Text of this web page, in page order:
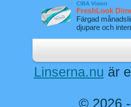
CIBA Vision
FreshLook
Färgad
djupare och
Linserna.nu är
© 2026